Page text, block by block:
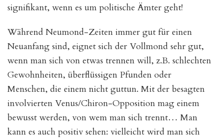
signifikant, wenn es um politische Ämter geht!
Während Neumond-Zeiten immer gut für einen
Neuanfang sind, eignet sich der Vollmond sehr gut,
wenn man sich von etwas trennen will, z.B. schlechten
Gewohnheiten, überflüssigen Pfunden oder
Menschen, die einem nicht guttun. Mit der besagten
involvierten Venus/Chiron-Opposition mag einem
bewusst werden, von wem man sich trennt… Man
kann es auch positiv sehen: vielleicht wird man sich